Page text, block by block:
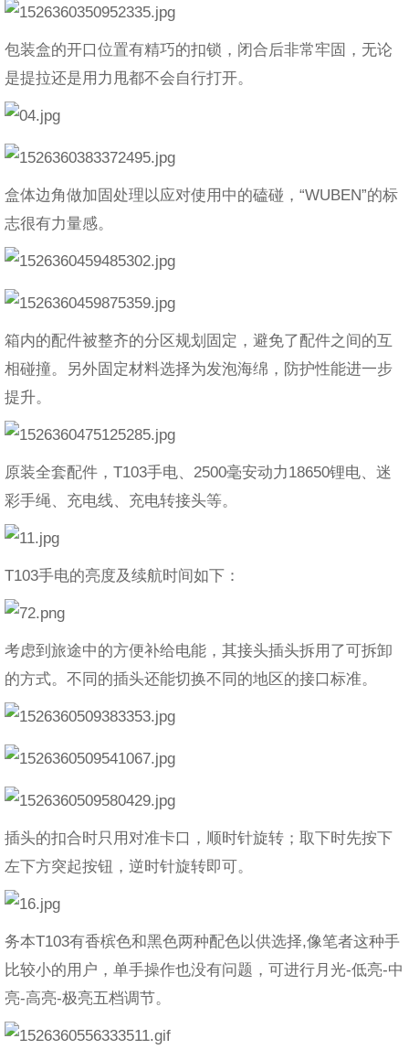
包装盒的开口位置有精巧的扣锁，闭合后非常牢固，无论
是提拉还是用力甩都不会自行打开。
盒体边角做加固处理以应对使用中的磕碰，“WUBEN”的标
志很有力量感。
箱内的配件被整齐的分区规划固定，避免了配件之间的互
相碰撞。另外固定材料选择为发泡海绵，防护性能进一步
提升。
原装全套配件，T103手电、2500毫安动力18650锂电、迷
彩手绳、充电线、充电转接头等。
T103手电的亮度及续航时间如下：
考虑到旅途中的方便补给电能，其接头插头拆用了可拆卸
的方式。不同的插头还能切换不同的地区的接口标准。
插头的扣合时只用对准卡口，顺时针旋转；取下时先按下
左下方突起按钮，逆时针旋转即可。
务本T103有香槟色和黑色两种配色以供选择,像笔者这种手
比较小的用户，单手操作也没有问题，可进行月光-低亮-中
亮-高亮-极亮五档调节。